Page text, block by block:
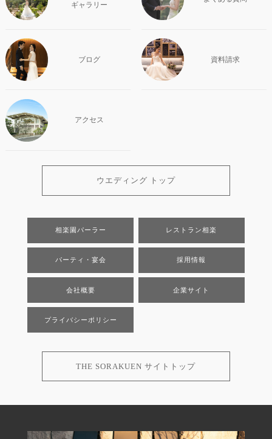
ギャラリー
ブログ 資料請求
アクセス
ウエディング トップ
相楽園パーラー レストラン相楽
パーティ・宴会 採用情報
会社概要 企業サイト
プライバシーポリシー
THE SORAKUEN サイトトップ